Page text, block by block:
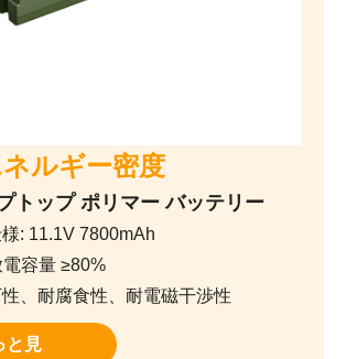
ルギー密度
トップ ポリマー バッテリー
: 11.1V 7800mAh
容量 ≥80%
、耐腐食性、耐電磁干渉性
と見